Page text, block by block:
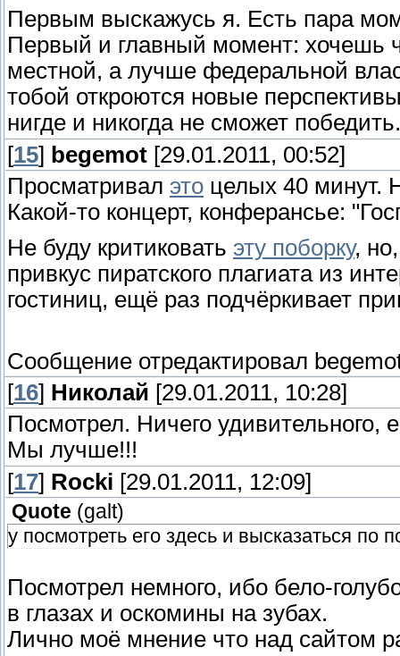
Первым выскажусь я. Есть пара
Первый и главный момент: хочешь
местной, а лучше федеральной
тобой откроются новые
нигде и никогда не сможет победить.
[15] begemot [29.01.2011, 00:52]
Просматривал это целых 40 минут.
Какой-то концерт, конферансье:
Не буду критиковать эту поборку,
привкус пиратского плагиата из
гостиниц, ещё раз подчёркивает
Сообщение отредактировал
[16] Николай [29.01.2011, 10:28]
Посмотрел. Ничего
Мы лучше!!!
[17] Rocki [29.01.2011, 12:09]
Quote (galt)
у посмотреть его здесь и высказаться по
Посмотрел немного, ибо бело-
в глазах и оскомины на зубах.
Лично моё мнение что над сайтом